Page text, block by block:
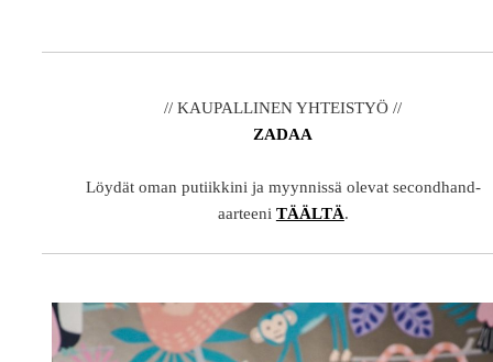
// KAUPALLINEN YHTEISTYÖ //
ZADAA
Löydät oman putiikkini ja myynnissä olevat secondhand-
aarteeni TÄÄLTÄ.